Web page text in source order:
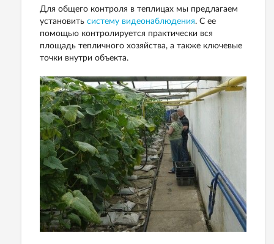
Для общего контроля в теплицах мы предлагаем
установить систему видеонаблюдения. С ее
помощью контролируется практически вся
площадь тепличного хозяйства, а также ключевые
точки внутри объекта.